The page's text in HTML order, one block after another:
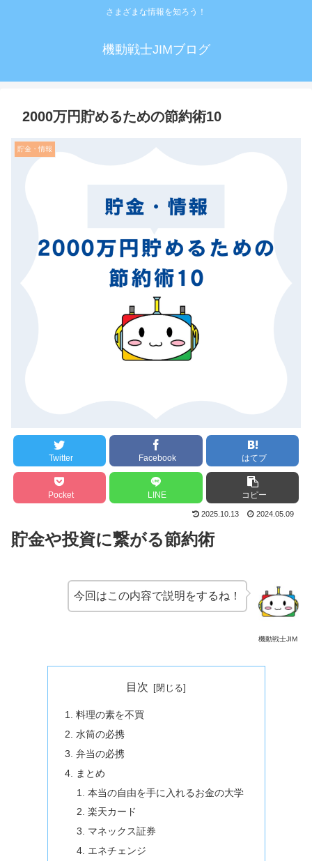
さまざまな情報を知ろう！
機動戦士JIMブログ
2000万円貯めるための節約術10
貯金・情報
Twitter Facebook はてブ
Pocket LINE コピー
2025.10.13 2024.05.09
貯金や投資に繋がる節約術
機動戦士JIM
今回はこの内容で説明をするね！
目次
料理の素を不買
水筒の必携
弁当の必携
まとめ
本当の自由を手に入れるお金の大学
楽天カード
マネックス証券
エネチェンジ